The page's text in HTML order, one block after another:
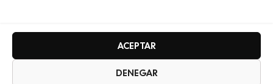
ACEPTAR
DENEGAR
info@cantosalcielo.com